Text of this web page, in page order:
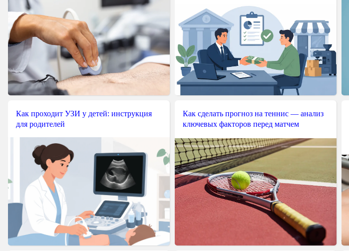
Как проходит УЗИ у детей: инструкция
для родителей
Как сделать прогноз на теннис — анализ
ключевых факторов перед матчем